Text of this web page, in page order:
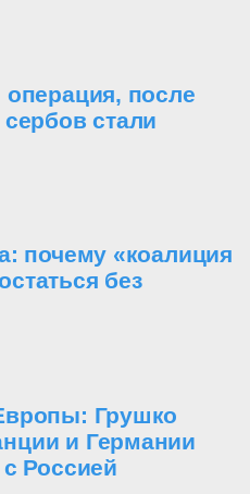
после
стали
почему «коалиция
без
Грушко
и Германии
Россией